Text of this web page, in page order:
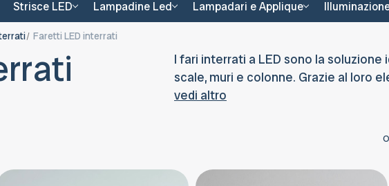
Strisce LED Lampadine Led Lampadari e Applique
Faretti LED interrati
I fari interrati a LED sono la soluzione
scale, muri e colonne. Grazie al loro
vedi altro